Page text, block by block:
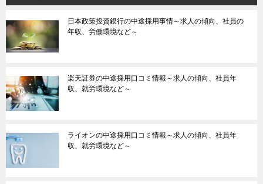
日本政策投資銀行の中途採用事情～求人の傾向、社員の
年収、労働環境など～
楽天証券の中途採用口コミ情報～求人の傾向、社員年
収、就労環境など～
ライオンの中途採用口コミ情報～求人の傾向、社員年
収、就労環境など～